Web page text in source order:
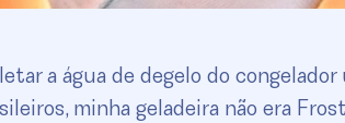
a água de degelo do
minha geladeira não era